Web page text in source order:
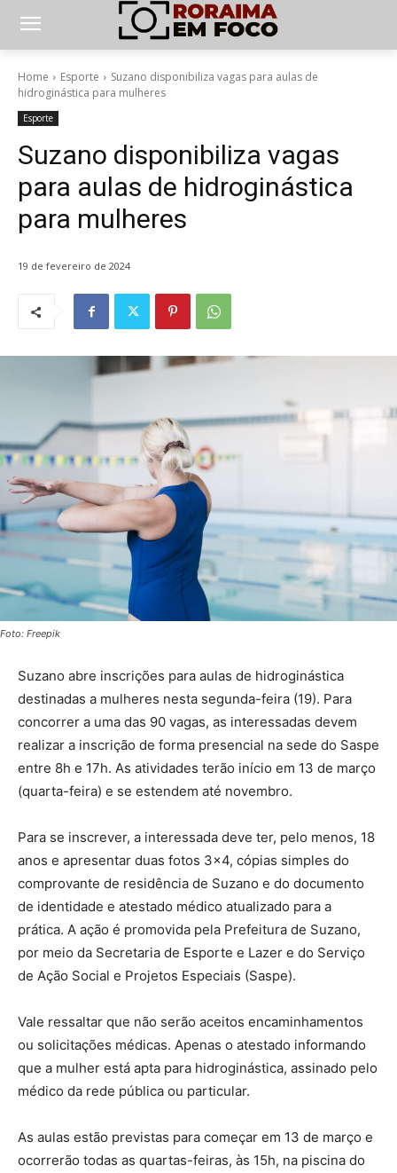
Home Esporte
Suzano disponibiliza vagas para aulas de
hidroginástica para mulheres
Esporte
Suzano disponibiliza vagas
para aulas de hidroginástica
para mulheres
19 de fevereiro de 2024
Foto: Freepik
Suzano abre inscrições para aulas de hidroginástica
destinadas a mulheres nesta segunda-feira (19). Para
concorrer a uma das 90 vagas, as interessadas devem
realizar a inscrição de forma presencial na sede do Saspe
entre 8h e 17h. As atividades terão início em 13 de março
(quarta-feira) e se estendem até novembro.
Para se inscrever, a interessada deve ter, pelo menos, 18
anos e apresentar duas fotos 3×4, cópias simples do
comprovante de residência de Suzano e do documento
de identidade e atestado médico atualizado para a
prática. A ação é promovida pela Prefeitura de Suzano,
por meio da Secretaria de Esporte e Lazer e do Serviço
de Ação Social e Projetos Especiais (Saspe).
Vale ressaltar que não serão aceitos encaminhamentos
ou solicitações médicas. Apenas o atestado informando
que a mulher está apta para hidroginástica, assinado pelo
médico da rede pública ou particular.
As aulas estão previstas para começar em 13 de março e
ocorrerão todas as quartas-feiras, às 15h, na piscina do